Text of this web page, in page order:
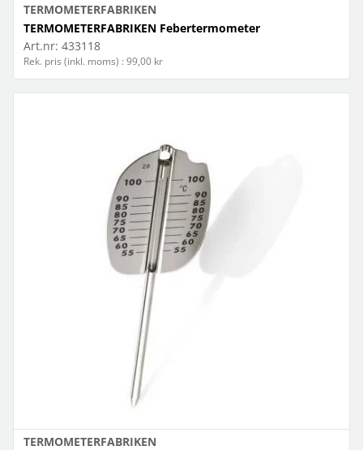
TERMOMETERFABRIKEN
TERMOMETERFABRIKEN Febertermometer
Art.nr: 433118
Rek. pris (inkl. moms) : 99,00 kr
TERMOMETERFABRIKEN